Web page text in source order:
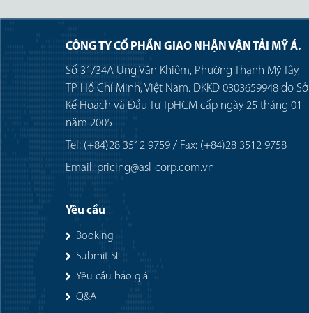
CÔNG TY CỔ PHẦN GIAO NHẬN VẬN TẢI MỸ Á.
Số 31/34A Ung Văn Khiêm, Phường Thạnh Mỹ Tây,
TP Hồ Chí Minh, Việt Nam. ĐKKD 0303659948 do Sở
Kế Hoạch và Đầu Tư TpHCM cấp ngày 25 tháng 01
năm 2005
Tel: (+84)28 3512 9759 / Fax: (+84)28 3512 9758
Email: pricing@asl-corp.com.vn
Yêu cầu
Booking
Submit SI
Yêu cầu báo giá
Q&A